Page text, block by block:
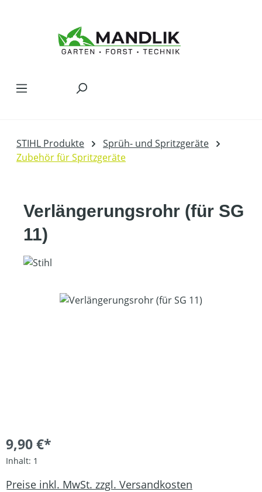
STIHL Produkte
Sprüh- und Spritzgeräte
Zubehör für Spritzgeräte
Verlängerungsrohr (für SG
11)
Bildergalerie überspringen
9,90 €*
Inhalt: 1
Preise inkl. MwSt. zzgl. Versandkosten